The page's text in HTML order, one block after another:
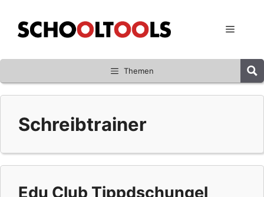
Inhalt
springen
Menü
Themen
Schreibtrainer
Edu Club Tippdschungel